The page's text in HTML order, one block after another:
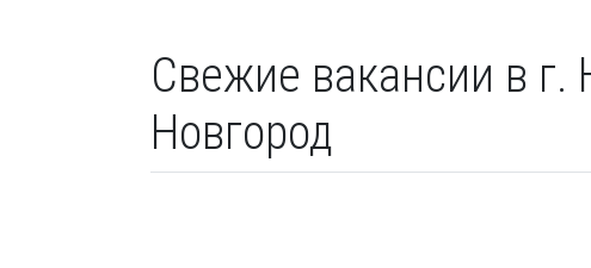
Свежие вакансии в г.
Новгород